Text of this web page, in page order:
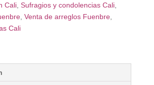
Cali, Sufragios y condolencias Cali,
, Venta de arreglos Fuenbre,
Cali